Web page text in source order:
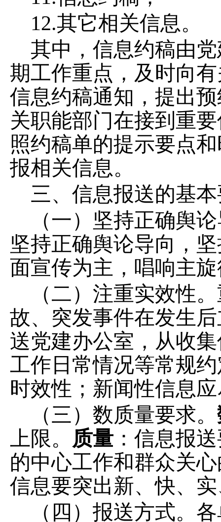
12.其它相关信息。
其中，信息约稿由
期工作重点， 及时向
信息约稿通知，提出
关职能部门在接到重
照约稿单的提示要点和
报相关信息。
三、信息报送的基
（一）坚持正确舆
坚持正确舆论导向，
面宣传为主，唱响主
（二） 注重实效性。
故、突发事件在发生
送党建办公室 ， 从收
工作日常情况等常规
时效性；新闻性信息
（三）数质量要求。
上限。 质量 ：信息报
的中心工作和群众关
信息要突出新、快、
（四）报送方式。